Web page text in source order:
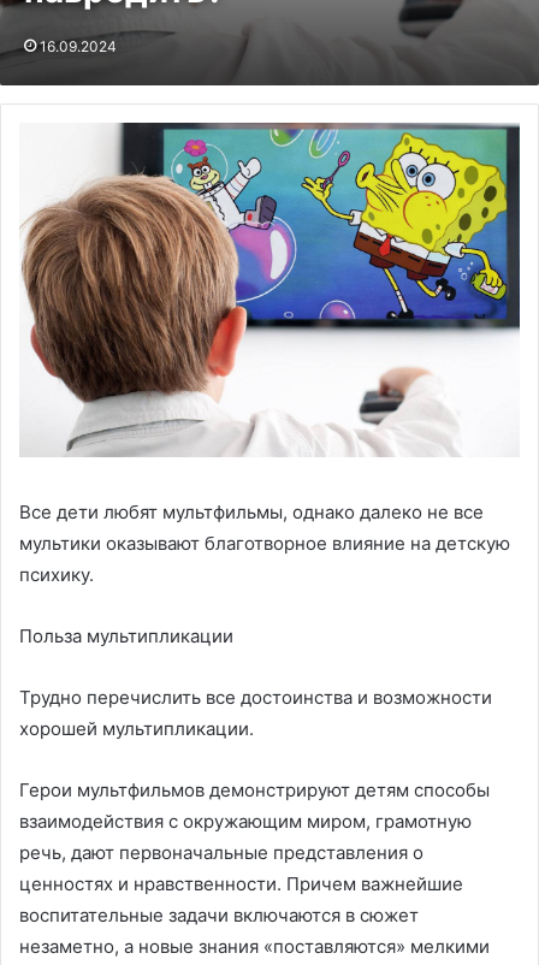
16.09.2024
Все дети любят мультфильмы, однако далеко не все
мультики оказывают благотворное влияние на детскую
психику.
Польза мультипликации
Трудно перечислить все достоинства и возможности
хорошей мультипликации.
Герои мультфильмов демонстрируют детям способы
взаимодействия с окружающим миром, грамотную
речь, дают первоначальные представления о
ценностях и нравственности. Причем важнейшие
воспитательные задачи включаются в сюжет
незаметно, а новые знания «поставляются» мелкими